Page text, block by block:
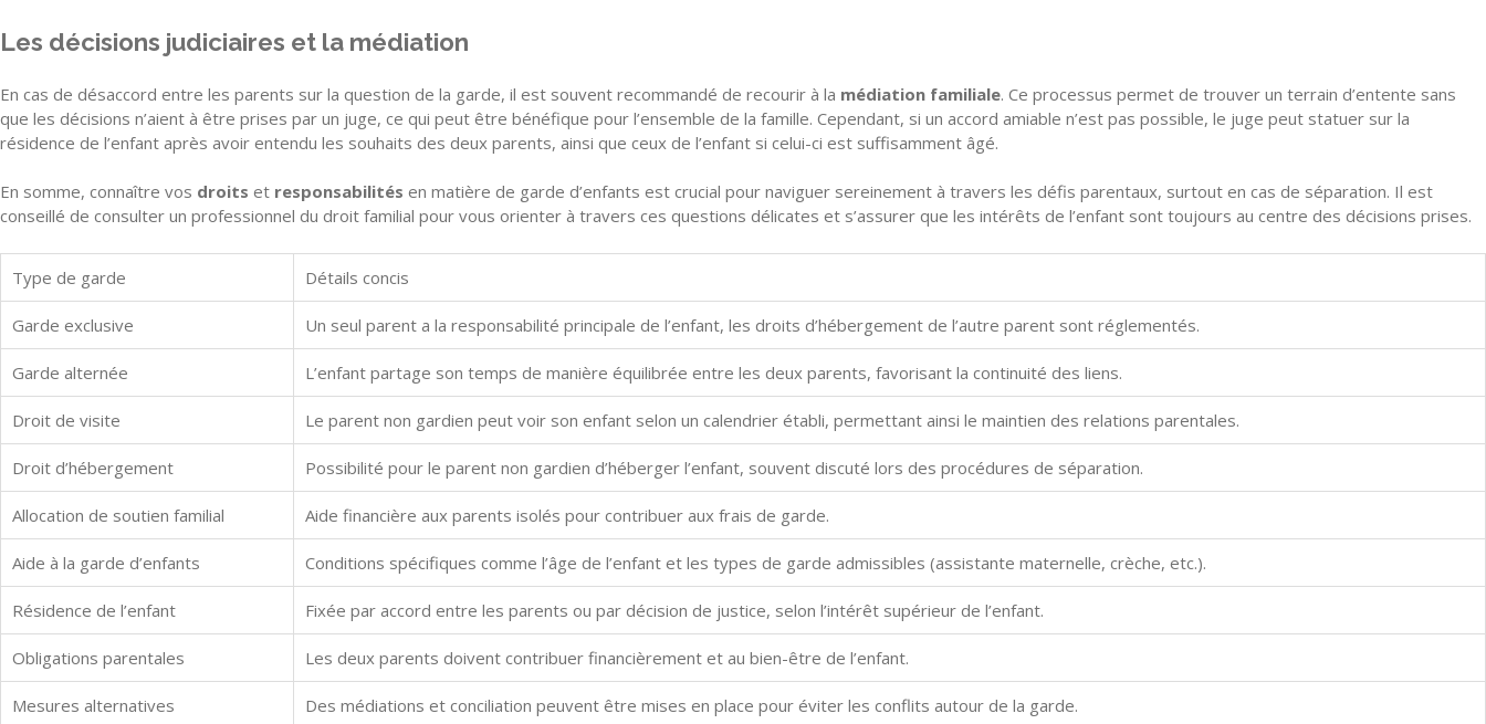
Les décisions judiciaires et la médiation
En cas de désaccord entre les parents sur la question de la garde, il est souvent recommandé de recourir à la médiation familiale. Ce processus permet de trouver un terrain d’entente sans
que les décisions n’aient à être prises par un juge, ce qui peut être bénéfique pour l’ensemble de la famille. Cependant, si un accord amiable n’est pas possible, le juge peut statuer sur la
résidence de l’enfant après avoir entendu les souhaits des deux parents, ainsi que ceux de l’enfant si celui-ci est suffisamment âgé.
En somme, connaître vos droits et responsabilités en matière de garde d’enfants est crucial pour naviguer sereinement à travers les défis parentaux, surtout en cas de séparation. Il est
conseillé de consulter un professionnel du droit familial pour vous orienter à travers ces questions délicates et s’assurer que les intérêts de l’enfant sont toujours au centre des décisions prises.
Type de garde Détails concis
Garde exclusive Un seul parent a la responsabilité principale de l’enfant, les droits d’hébergement de l’autre parent sont réglementés.
Garde alternée L’enfant partage son temps de manière équilibrée entre les deux parents, favorisant la continuité des liens.
Droit de visite Le parent non gardien peut voir son enfant selon un calendrier établi, permettant ainsi le maintien des relations parentales.
Droit d’hébergement Possibilité pour le parent non gardien d’héberger l’enfant, souvent discuté lors des procédures de séparation.
Allocation de soutien familial Aide financière aux parents isolés pour contribuer aux frais de garde.
Aide à la garde d’enfants Conditions spécifiques comme l’âge de l’enfant et les types de garde admissibles (assistante maternelle, crèche, etc.).
Résidence de l’enfant Fixée par accord entre les parents ou par décision de justice, selon l’intérêt supérieur de l’enfant.
Obligations parentales Les deux parents doivent contribuer financièrement et au bien-être de l’enfant.
Mesures alternatives Des médiations et conciliation peuvent être mises en place pour éviter les conflits autour de la garde.